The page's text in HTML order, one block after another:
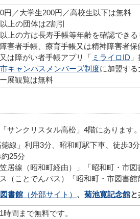
円／大学生200円／高校生以下は無料
上の団体は2割引
上の方は長寿手帳等年齢を確認でき
害者手帳、療育手帳又は精神障害者保
は障がい者手帳アプリ「 ミライロID
キャンパスメンバーズ制度に加盟す
展観覧は無料
サンクリスタル高松」4階にあります
徳線」利用3分、昭和町駅下車、徒歩3分
25分
居線（昭和町経由）」「昭和町・市
（ことでんバス）「昭和町・市図書
書館 （外部サイト） 、 菊池寛記念館
時間まで無料です。